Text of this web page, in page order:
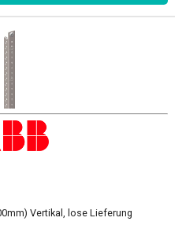
Vertikal, lose Lieferung